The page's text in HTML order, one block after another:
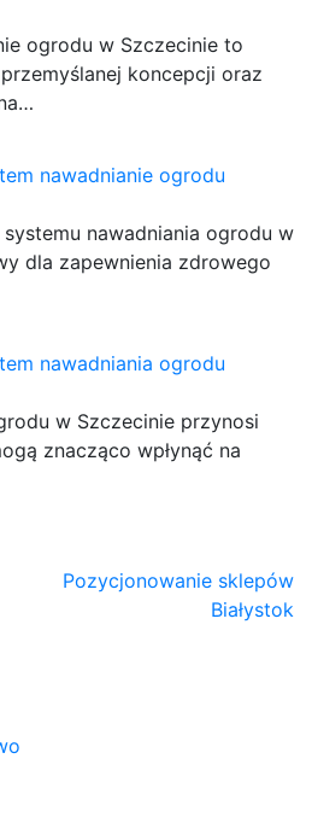
ogrodu w Szczecinie to
koncepcji oraz
nawadnianie ogrodu
nawadniania ogrodu w
dla zapewnienia zdrowego
nawadniania ogrodu
w Szczecinie przynosi
znacząco wpłynąć na
Pozycjonowanie sklepów
Białystok